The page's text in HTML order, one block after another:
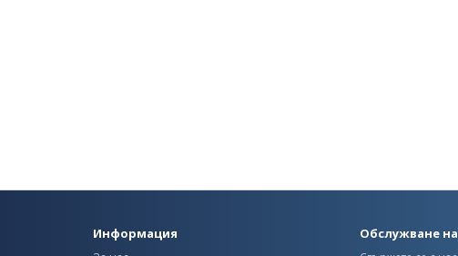
Информация Обслужване